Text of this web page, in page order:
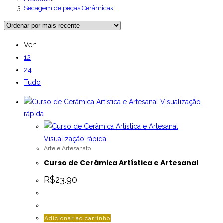
Secagem de peças Cerâmicas
Ver:
12
24
Tudo
Visualização
rápida
Visualização rápida
Arte e Artesanato
Curso de Cerâmica Artística e Artesanal
R$23.90
Adicionar ao carrinho